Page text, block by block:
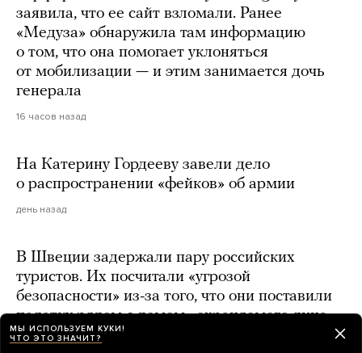
заявила, что ее сайт взломали. Ранее
«Медуза» обнаружила там информацию
о том, что она помогает уклоняться
от мобилизации — и этим занимается дочь
генерала
16 часов назад
На Катерину Гордееву завели дело
о распространении «фейков» об армии
день назад
В Швеции задержали пару российских
туристов. Их посчитали «угрозой
безопасности» из-за того, что они поставили
палатку рядом с домом «охраняемого лица»
день назад
МЫ ИСПОЛЬЗУЕМ КУКИ!
ЧТО ЭТО ЗНАЧИТ?